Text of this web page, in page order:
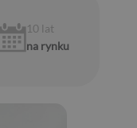
10 lat
na rynku